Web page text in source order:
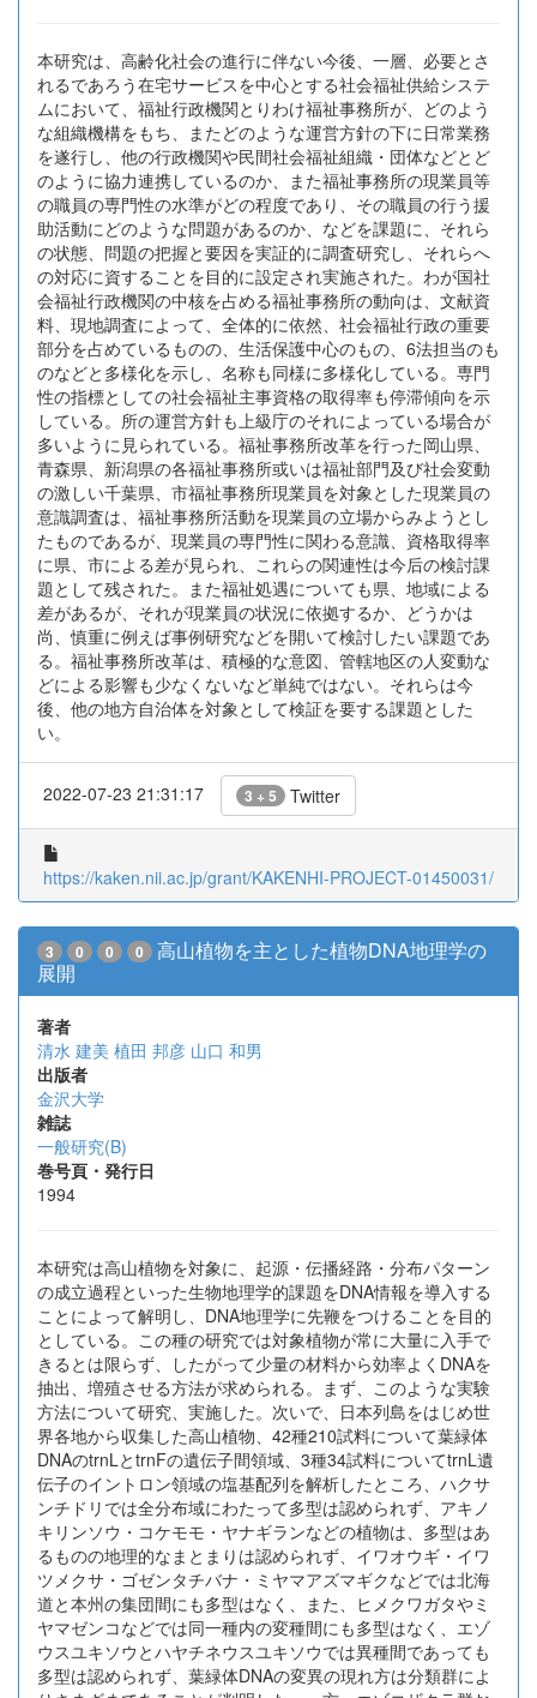
本研究は、高齢化社会の進行に伴ない今後、一層、必要とさ
れるであろう在宅サービスを中心とする社会福祉供給システ
ムにおいて、福祉行政機関とりわけ福祉事務所が、どのよう
な組織機構をもち、またどのような運営方針の下に日常業務
を遂行し、他の行政機関や民間社会福祉組織・団体などとど
のように協力連携しているのか、また福祉事務所の現業員等
の職員の専門性の水準がどの程度であり、その職員の行う援
助活動にどのような問題があるのか、などを課題に、それら
の状態、問題の把握と要因を実証的に調査研究し、それらへ
の対応に資することを目的に設定され実施された。わが国社
会福祉行政機関の中核を占める福祉事務所の動向は、文献資
料、現地調査によって、全体的に依然、社会福祉行政の重要
部分を占めているものの、生活保護中心のもの、6法担当のも
のなどと多様化を示し、名称も同様に多様化している。専門
性の指標としての社会福祉主事資格の取得率も停滞傾向を示
している。所の運営方針も上級庁のそれによっている場合が
多いように見られている。福祉事務所改革を行った岡山県、
青森県、新潟県の各福祉事務所或いは福祉部門及び社会変動
の激しい千葉県、市福祉事務所現業員を対象とした現業員の
意識調査は、福祉事務所活動を現業員の立場からみようとし
たものであるが、現業員の専門性に関わる意識、資格取得率
に県、市による差が見られ、これらの関連性は今后の検討課
題として残された。また福祉処遇についても県、地域による
差があるが、それが現業員の状況に依拠するか、どうかは
尚、慎重に例えば事例研究などを開いて検討したい課題であ
る。福祉事務所改革は、積極的な意図、管轄地区の人変動な
どによる影響も少なくないなど単純ではない。それらは今
後、他の地方自治体を対象として検証を要する課題とした
い。
2022-07-23 21:31:17 3 + 5 Twitter
https://kaken.nii.ac.jp/grant/KAKENHI-PROJECT-01450031/
3 0 0 0
高山植物を主とした植物DNA地理学の
展開
著者
清水 建美 植田 邦彦 山口 和男
出版者
金沢大学
雑誌
一般研究(B)
巻号頁・発行日
1994
本研究は高山植物を対象に、起源・伝播経路・分布パターン
の成立過程といった生物地理学的課題をDNA情報を導入する
ことによって解明し、DNA地理学に先鞭をつけることを目的
としている。この種の研究では対象植物が常に大量に入手で
きるとは限らず、したがって少量の材料から効率よくDNAを
抽出、増殖させる方法が求められる。まず、このような実験
方法について研究、実施した。次いで、日本列島をはじめ世
界各地から収集した高山植物、42種210試料について葉緑体
DNAのtrnLとtrnFの遺伝子間領域、3種34試料についてtrnL遺
伝子のイントロン領域の塩基配列を解析したところ、ハクサ
ンチドリでは全分布域にわたって多型は認められず、アキノ
キリンソウ・コケモモ・ヤナギランなどの植物は、多型はあ
るものの地理的なまとまりは認められず、イワオウギ・イワ
ツメクサ・ゴゼンタチバナ・ミヤマアズマギクなどでは北海
道と本州の集団間にも多型はなく、また、ヒメクワガタやミ
ヤマゼンコなどでは同一種内の変種間にも多型はなく、エゾ
ウスユキソウとハヤチネウスユキソウでは異種間であっても
多型は認められず、葉緑体DNAの変異の現れ方は分類群によ